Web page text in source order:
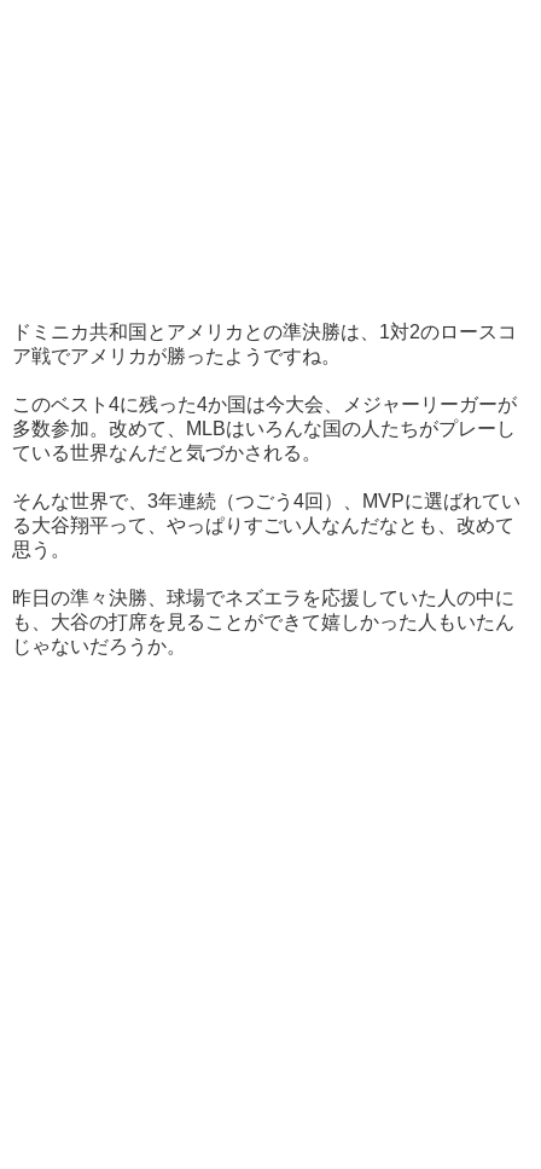
ドミニカ共和国とアメリカとの準決勝は、1対2のロースコ
ア戦でアメリカが勝ったようですね。
このベスト4に残った4か国は今大会、メジャーリーガーが
多数参加。改めて、MLBはいろんな国の人たちがプレーし
ている世界なんだと気づかされる。
そんな世界で、3年連続（つごう4回）、MVPに選ばれてい
る大谷翔平って、やっぱりすごい人なんだなとも、改めて
思う。
昨日の準々決勝、球場でネズエラを応援していた人の中に
も、大谷の打席を見ることができて嬉しかった人もいたん
じゃないだろうか。